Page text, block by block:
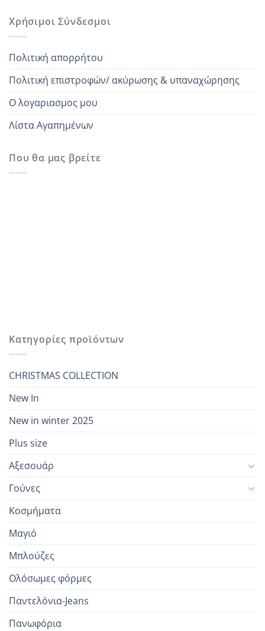
Χρήσιμοι Σύνδεσμοι
Πολιτική απορρήτου
Πολιτική επιστροφών/ ακύρωσης & υπαναχώρησης
Ο λογαριασμος μου
Λίστα Αγαπημένων
Που θα μας βρείτε
Κατηγορίες προϊόντων
CHRISTMAS COLLECTION
New In
New in winter 2025
Plus size
Αξεσουάρ
Γούνες
Κοσμήματα
Μαγιό
Μπλούζες
Ολόσωμες φόρμες
Παντελόνια-Jeans
Πανωφόρια